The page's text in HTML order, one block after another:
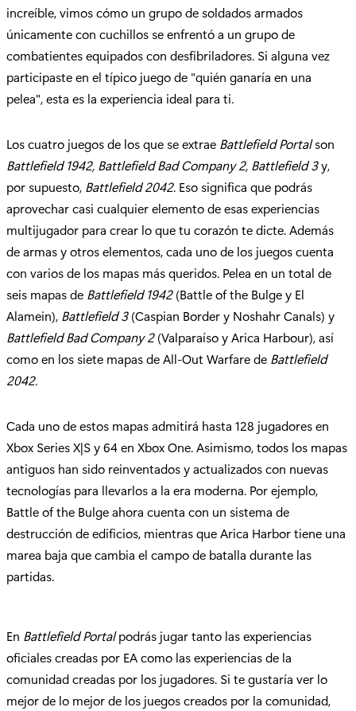
increíble, vimos cómo un grupo de soldados armados
únicamente con cuchillos se enfrentó a un grupo de
combatientes equipados con desfibriladores. Si alguna vez
participaste en el típico juego de "quién ganaría en una
pelea", esta es la experiencia ideal para ti.
Los cuatro juegos de los que se extrae Battlefield Portalson
Battlefield 1942, Battlefield Bad Company 2, Battlefield 3y,
por supuesto, Battlefield 2042. Eso significa que podrás
aprovechar casi cualquier elemento de esas experiencias
multijugador para crear lo que tu corazón te dicte. Además
de armas y otros elementos, cada uno de los juegos cuenta
con varios de los mapas más queridos. Pelea en un total de
seis mapas de Battlefield 1942(Battle of the Bulge y El
Alamein), Battlefield 3(Caspian Border y Noshahr Canals) y
Battlefield Bad Company 2(Valparaíso y Arica Harbour), así
como en los siete mapas de All-Out Warfare de Battlefield
2042.
Cada uno de estos mapas admitirá hasta 128 jugadores en
Xbox Series X|S y 64 en Xbox One. Asimismo, todos los mapas
antiguos han sido reinventados y actualizados con nuevas
tecnologías para llevarlos a la era moderna. Por ejemplo,
Battle of the Bulge ahora cuenta con un sistema de
destrucción de edificios, mientras que Arica Harbor tiene una
marea baja que cambia el campo de batalla durante las
partidas.
En Battlefield Portalpodrás jugar tanto las experiencias
oficiales creadas por EA como las experiencias de la
comunidad creadas por los jugadores. Si te gustaría ver lo
mejor de lo mejor de los juegos creados por la comunidad,